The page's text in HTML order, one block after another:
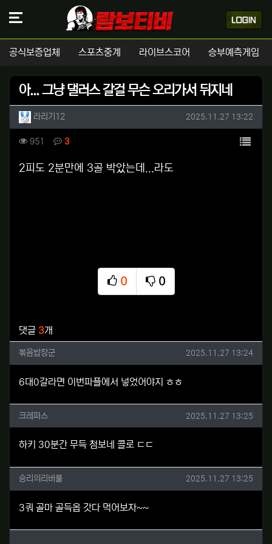
공식보증업체 스포츠중계 라이브스코어 승부예측게임
아... 그냥 댈러스 갈걸 무슨 오리가서 뒤지네
작성자 정보
라리기12 작성일
2025.11.27 13:22
컨텐츠 정보
951 조회 3댓글 목록
본문
2피도 2분만에 3골 박았는데...라도
0
추천
0
비추천
댓글 3개
볶음밥장군님의 댓글
볶음밥장군 작성일
2025.11.27 13:24
6대0갈라면 이번파플에서 넣었어야지 ㅎㅎ
크레파스님의 댓글
크레파스 작성일
2025.11.27 13:25
하키 30분간 무득 첨보네 콜로 ㄷㄷ
승리의리버풀님의 댓글
승리의리버풀 작성일
2025.11.27 13:25
3쿼 골마 골득옵 갓다 먹어보자~~